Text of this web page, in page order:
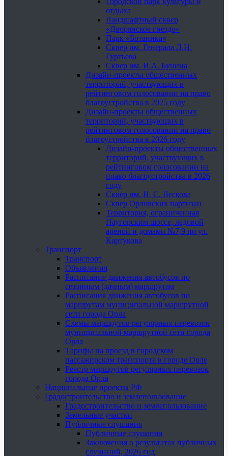
отдыха
Ландшафтный сквер
«Дворянское гнездо»
Парк «Ботаника»
Сквер им. Генерала Л.Н.
Гуртьева
Сквер им. И.А. Бунина
Дизайн-проекты общественных
территорий, участвующих в
рейтинговом голосовании на право
благоустройства в 2025 году
Дизайн-проекты общественных
территорий, участвующих в
рейтинговом голосовании на право
благоустройства в 2026 году
Дизайн-проекты общественных
территорий, участвующих в
рейтинговом голосовании на
право благоустройства в 2026
году
Сквер им. Н. С. Лескова
Сквер Орловских партизан
Территория, ограниченная
Наугорским шоссе, ледовой
ареной и домами №7,9 по ул.
Картукова
Транспорт
Транспорт
Объявления
Расписание движения автобусов по
сезонным (дачным) маршрутам
Расписания движения автобусов по
маршрутам муниципальной маршрутной
сети города Орла
Схемы маршрутов регулярных перевозок
муниципальной маршрутной сети города
Орла
Тарифы на проезд в городском
пассажирском транспорте в городе Орле
Реестр маршрутов регулярных перевозок
города Орла
Национальные проекты РФ
Градостроительство и землепользование
Градостроительство и землепользование
Земельные участки
Публичные слушания
Публичные слушания
Заключения о результатах публичных
слушаний, 2026 год